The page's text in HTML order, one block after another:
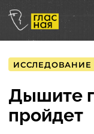
ИССЛЕДОВАНИЕ
Дышите
пройдет